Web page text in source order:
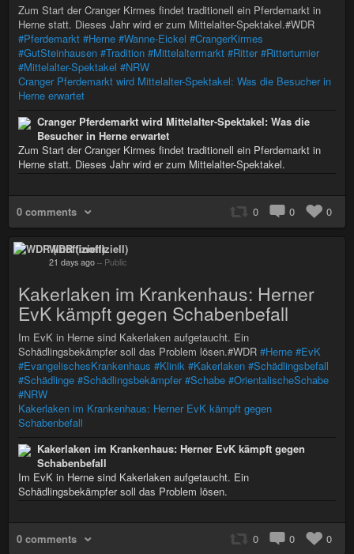
Zum Start der Cranger Kirmes findet traditionell ein Pferdemarkt in
Herne statt. Dieses Jahr wird er zum Mittelalter-Spektakel.#WDR
#Pferdemarkt #Herne #Wanne-Eickel #CrangerKirmes
#GutSteinhausen #Tradition #Mittelaltermarkt #Ritter #Ritterturnier
#Mittelalter-Spektakel #NRW
Cranger Pferdemarkt wird Mittelalter-Spektakel: Was die Besucher in
Herne erwartet
Cranger Pferdemarkt wird Mittelalter-Spektakel: Was die
Besucher in Herne erwartet
Zum Start der Cranger Kirmes findet traditionell ein Pferdemarkt in
Herne statt. Dieses Jahr wird er zum Mittelalter-Spektakel.
0 comments 0 0 0
WDR (inoffiziell)
21 days ago – Public
Kakerlaken im Krankenhaus: Herner
EvK kämpft gegen Schabenbefall
Im EvK in Herne sind Kakerlaken aufgetaucht. Ein
Schädlingsbekämpfer soll das Problem lösen.#WDR #Herne #EvK
#EvangelischesKrankenhaus #Klinik #Kakerlaken #Schädlingsbefall
#Schädlinge #Schädlingsbekämpfer #Schabe #OrientalischeSchabe
#NRW
Kakerlaken im Krankenhaus: Herner EvK kämpft gegen
Schabenbefall
Kakerlaken im Krankenhaus: Herner EvK kämpft gegen
Schabenbefall
Im EvK in Herne sind Kakerlaken aufgetaucht. Ein
Schädlingsbekämpfer soll das Problem lösen.
0 comments 0 0 0